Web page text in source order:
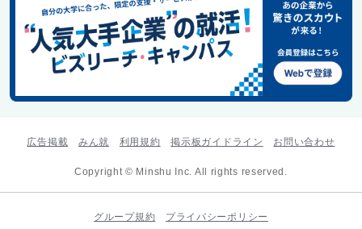
広告掲載 みん就 利用規約 掲示板ガイドライン お問い合わせ
Copyright © Minshu Inc. All rights reserved.
グループ規約 プライバシーポリシー